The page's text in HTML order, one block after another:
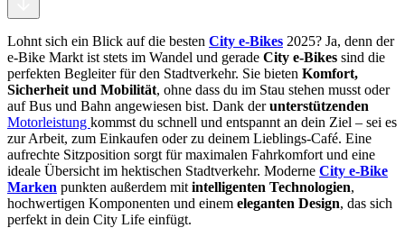
Lohnt sich ein Blick auf die besten City e-Bikes 2025? Ja, denn der
e-Bike Markt ist stets im Wandel und gerade City e-Bikes sind die
perfekten Begleiter für den Stadtverkehr. Sie bieten Komfort,
Sicherheit und Mobilität, ohne dass du im Stau stehen musst oder
auf Bus und Bahn angewiesen bist. Dank derunterstützenden
Motorleistung kommst du schnell und entspannt an dein Ziel – sei es
zur Arbeit, zum Einkaufen oder zu deinem Lieblings-Café. Eine
aufrechte Sitzposition sorgt für maximalen Fahrkomfort und eine
ideale Übersicht im hektischen Stadtverkehr. Moderne City e-Bike
Marken punkten außerdem mit intelligenten Technologien,
hochwertigen Komponenten und einem eleganten Design, das sich
perfekt in dein City Life einfügt.